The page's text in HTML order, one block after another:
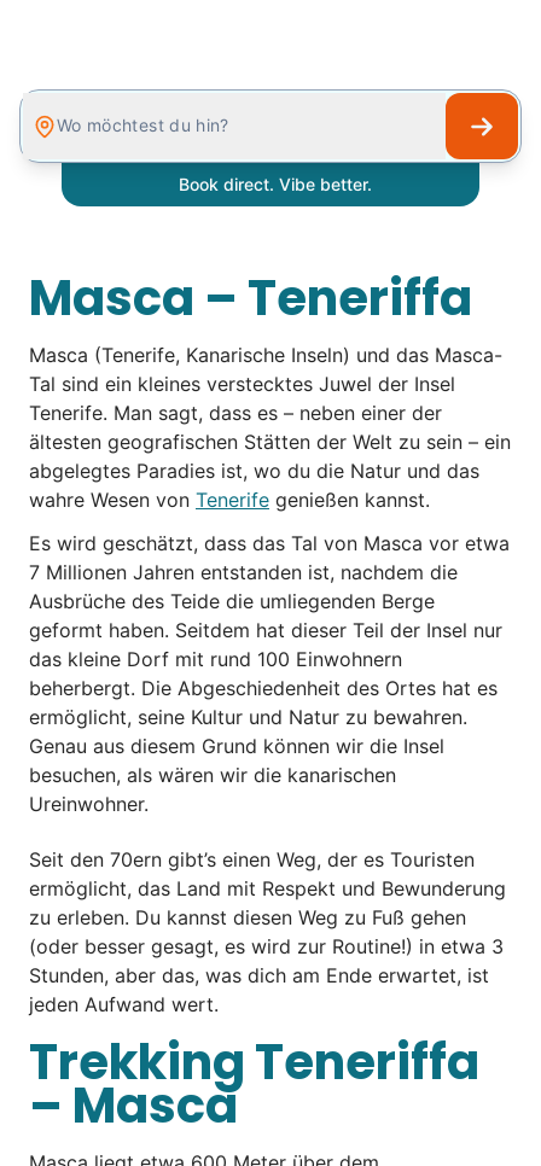
Wo möchtest du hin?
Bestpreisgarantie!
Masca – Teneriffa
Masca (Tenerife, Kanarische Inseln) und das Masca-
Tal sind ein kleines verstecktes Juwel der Insel
Tenerife. Man sagt, dass es – neben einer der
ältesten geografischen Stätten der Welt zu sein – ein
abgelegtes Paradies ist, wo du die Natur und das
wahre Wesen von Tenerife genießen kannst.
Es wird geschätzt, dass das Tal von Masca vor etwa
7 Millionen Jahren entstanden ist, nachdem die
Ausbrüche des Teide die umliegenden Berge
geformt haben. Seitdem hat dieser Teil der Insel nur
das kleine Dorf mit rund 100 Einwohnern
beherbergt. Die Abgeschiedenheit des Ortes hat es
ermöglicht, seine Kultur und Natur zu bewahren.
Genau aus diesem Grund können wir die Insel
besuchen, als wären wir die kanarischen
Ureinwohner.
Seit den 70ern gibt’s einen Weg, der es Touristen
ermöglicht, das Land mit Respekt und Bewunderung
zu erleben. Du kannst diesen Weg zu Fuß gehen
(oder besser gesagt, es wird zur Routine!) in etwa 3
Stunden, aber das, was dich am Ende erwartet, ist
jeden Aufwand wert.
Trekking Teneriffa
– Masca